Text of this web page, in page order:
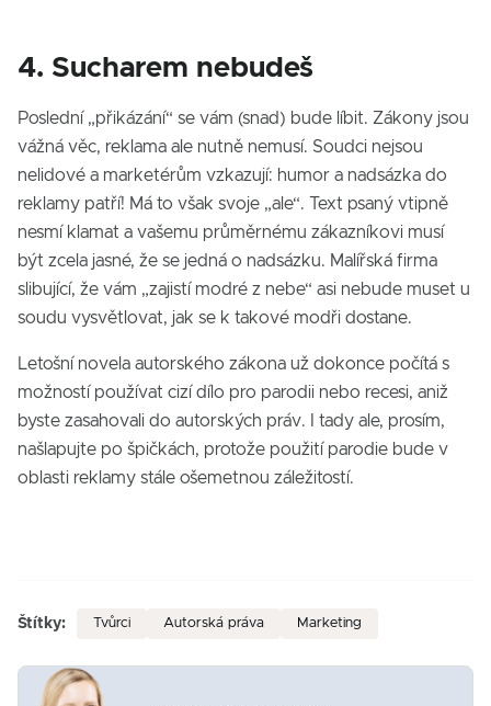
4. Sucharem nebudeš
Poslední „přikázání“ se vám (snad) bude líbit. Zákony jsou
vážná věc, reklama ale nutně nemusí. Soudci nejsou
nelidové a marketérům vzkazují: humor a nadsázka do
reklamy patří! Má to však svoje „ale“. Text psaný vtipně
nesmí klamat a vašemu průměrnému zákazníkovi musí
být zcela jasné, že se jedná o nadsázku. Malířská firma
slibující, že vám „zajistí modré z nebe“ asi nebude muset u
soudu vysvětlovat, jak se k takové modři dostane.
Letošní novela autorského zákona už dokonce počítá s
možností používat cizí dílo pro parodii nebo recesi, aniž
byste zasahovali do autorských práv. I tady ale, prosím,
našlapujte po špičkách, protože použití parodie bude v
oblasti reklamy stále ošemetnou záležitostí.
Štítky: Tvůrci Autorská práva Marketing